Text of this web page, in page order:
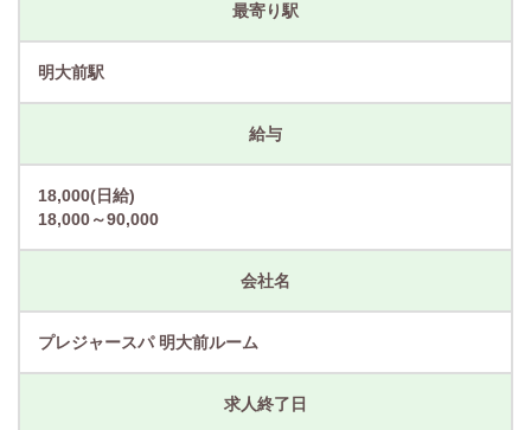
最寄り駅
明大前駅
給与
18,000(日給)
18,000～90,000
会社名
プレジャースパ 明大前ルーム
求人終了日